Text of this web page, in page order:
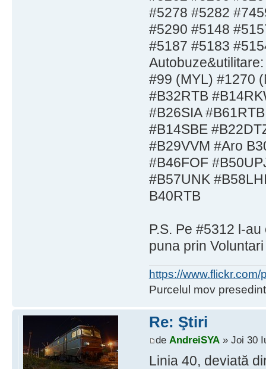
#5278 #5282
#5290 #5148
#5187 #5183
Autobuze&utilitare:
#99 (MYL) #1270
#B32RTB
#B26SIA
#B14SBE
#B29VVM #Aro
#B46FOF
#B57UNK
B40RTB
P.S. Pe #5312 l-
puna prin
https://
Purcelul mov
Re: Ştiri
de AndreiSYA» Joi 30
Linia 40, deviată